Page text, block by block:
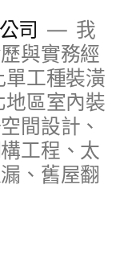
司
我
與實務經
工種裝潢
區室內裝
間設計、
工程、太
、舊屋翻